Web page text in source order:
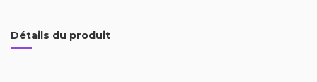
Détails du produit